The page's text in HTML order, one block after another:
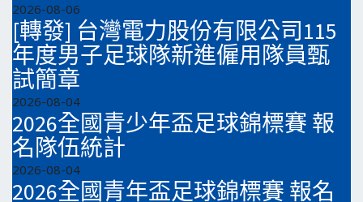
2026-08-06
[轉發] 台灣電力股份有限公司115
年度男子足球隊新進僱用隊員甄
試簡章
2026-08-04
2026全國青少年盃足球錦標賽 報
名隊伍統計
2026-08-04
2026全國青年盃足球錦標賽 報名